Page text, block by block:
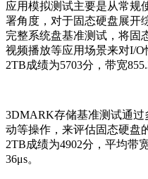
应用模拟测试主要是从常规
署角度，对于固态硬盘展开
完整系统盘基准测试，将固
视频播放等应用场景来对I/O
2TB成绩为5703分，带宽
3DMARK存储基准测试通
动等操作，来评估固态硬盘
2TB成绩为4902分，平均带
36μs。